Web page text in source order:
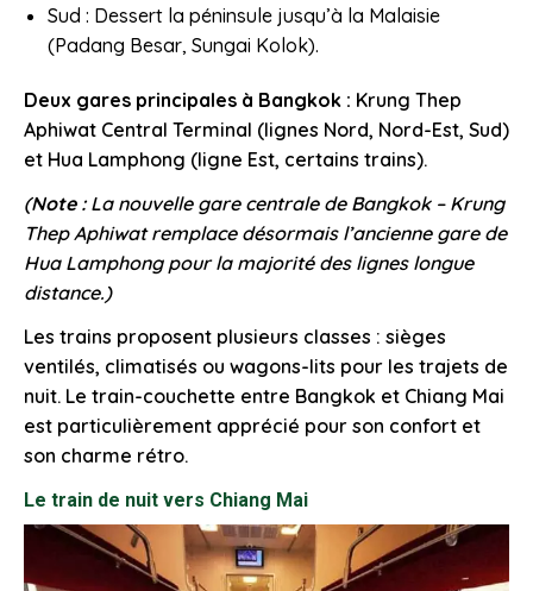
Sud : Dessert la péninsule jusqu’à la Malaisie
(Padang Besar, Sungai Kolok).
Deux gares principales à Bangkok : Krung Thep
Aphiwat Central Terminal (lignes Nord, Nord-Est, Sud)
et Hua Lamphong (ligne Est, certains trains).
(Note :La nouvelle gare centrale de Bangkok – Krung
Thep Aphiwat remplace désormais l’ancienne gare de
Hua Lamphong pour la majorité des lignes longue
distance.)
Les trains proposent plusieurs classes : sièges
ventilés, climatisés ou wagons-lits pour les trajets de
nuit. Le train-couchette entre Bangkok et Chiang Mai
est particulièrement apprécié pour son confort et
son charme rétro.
Le train de nuit vers Chiang Mai